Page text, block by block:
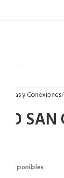
Tuberias y Conexiones
SAN
disponibles